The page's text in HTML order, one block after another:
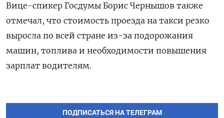
Вице-спикер Госдумы Борис Чернышов также
отмечал, что стоимость проезда на такси резко
выросла по всей стране из-за подорожания
машин, топлива и необходимости повышения
зарплат водителям.
ПОДПИСАТЬСЯ НА ТЕЛЕГРАМ